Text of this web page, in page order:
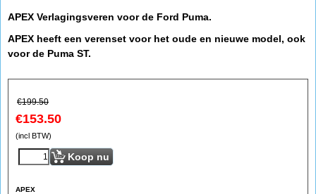
APEX Verlagingsveren voor de Ford Puma.
APEX heeft een verenset voor het oude en nieuwe model, ook
voor de Puma ST.
€199.50
€153.50
(incl BTW)
Koop nu
APEX